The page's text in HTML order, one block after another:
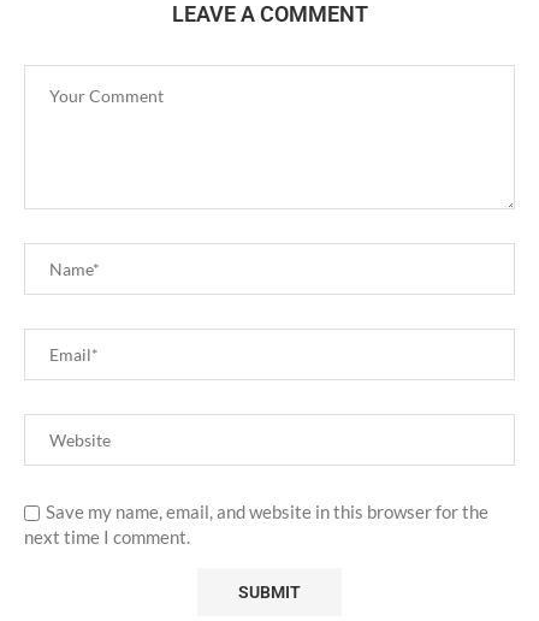
LEAVE A COMMENT
Save my name, email, and website in this browser for the
next time I comment.